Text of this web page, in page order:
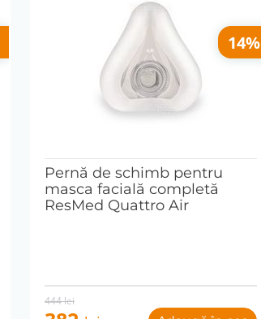
14%
Pernă de schimb pentru
masca facială completă
ResMed Quattro Air
444lei
Original
price
Current
price